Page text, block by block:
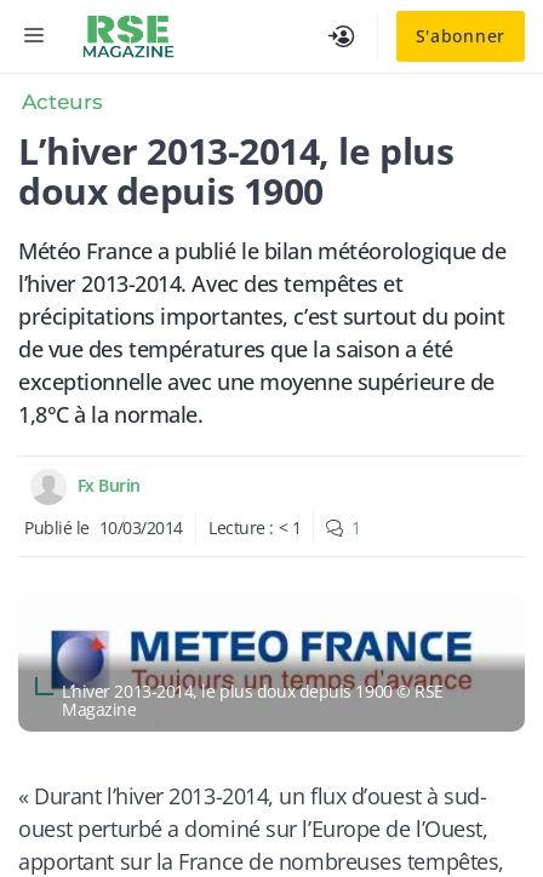
S'abonner
MENU
Acteurs
L’hiver 2013-2014, le plus
doux depuis 1900
Météo France a publié le bilan météorologique de
l’hiver 2013-2014. Avec des tempêtes et
précipitations importantes, c’est surtout du point
de vue des températures que la saison a été
exceptionnelle avec une moyenne supérieure de
1,8°C à la normale.
Fx Burin
Publié le 10/03/2014 Lecture : < 1 1
L’hiver 2013-2014, le plus doux depuis 1900 © RSE
Magazine
« Durant l’hiver 2013-2014, un flux d’ouest à sud-
ouest perturbé a dominé sur l’Europe de l’Ouest,
apportant sur la France de nombreuses tempêtes,